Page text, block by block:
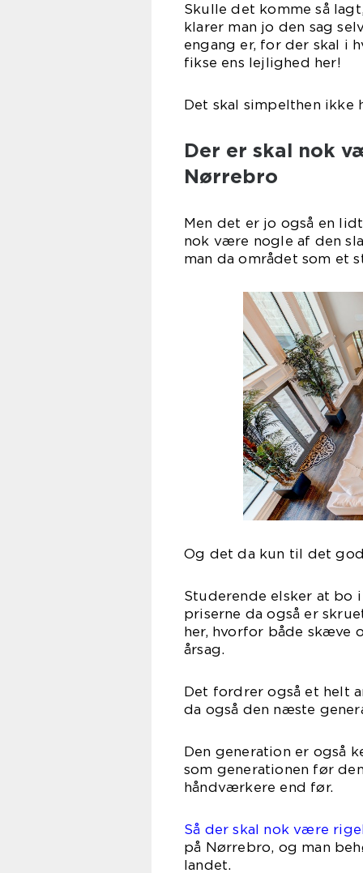
Skulle det komme så
klarer man jo den sag
engang er, for der skal i
fikse ens lejlighed her!
Det skal simpelthen ikke
Der er skal nok
Nørrebro
Men det er jo også en
nok være nogle af den
man da området som et
Og det da kun til det
Studerende elsker at bo
priserne da også er
her, hvorfor både skæve
årsag.
Det fordrer også et helt
da også den næste
Den generation er også
som generationen før
håndværkere end før.
Så der skal nok være
på Nørrebro, og man
landet.